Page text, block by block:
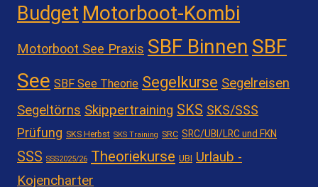
Budget Motorboot-Kombi
Motorboot See Praxis SBF Binnen SBF
See SBF See Theorie Segelkurse Segelreisen
Segeltörns Skippertraining SKS SKS/SSS
Prüfung SKS Herbst SKS Training SRC SRC/UBI/LRC und FKN
SSS SSS2025/26 Theoriekurse UBI Urlaub -
Kojencharter